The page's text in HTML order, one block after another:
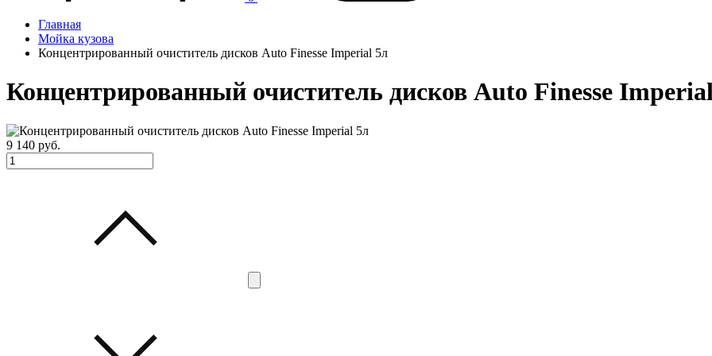
Главная
Мойка кузова
Концентрированный очиститель дисков Auto Finesse Imperial 5л
Концентрированный очиститель дисков Auto Finesse
9 140 руб.